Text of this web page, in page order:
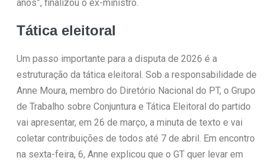
anos”, finalizou o ex-ministro.
Tática eleitoral
Um passo importante para a disputa de 2026 é a
estruturação da tática eleitoral. Sob a responsabilidade de
Anne Moura, membro do Diretório Nacional do PT, o Grupo
de Trabalho sobre Conjuntura e Tática Eleitoral do partido
vai apresentar, em 26 de março, a minuta de texto e vai
coletar contribuições de todos até 7 de abril. Em encontro
na sexta-feira, 6, Anne explicou que o GT quer levar em